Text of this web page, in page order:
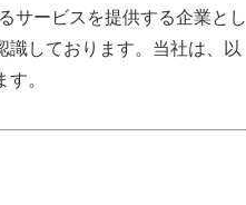
サービスを提供する企業とし
識しております。当社は、以
。